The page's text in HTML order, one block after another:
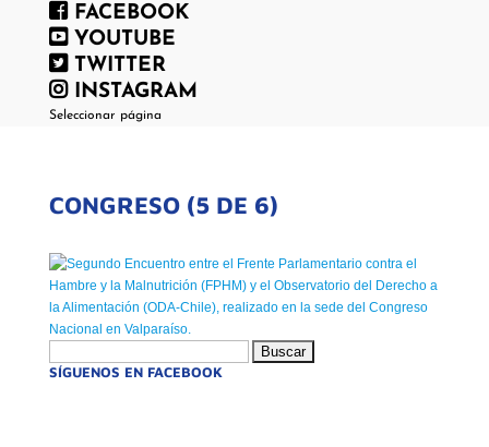
FACEBOOK
YOUTUBE
TWITTER
INSTAGRAM
Seleccionar página
CONGRESO (5 DE 6)
SÍGUENOS EN FACEBOOK